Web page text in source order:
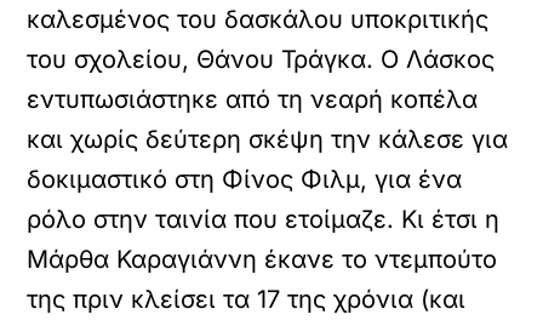
καλεσμένος του δασκάλου υποκριτικής
του σχολείου, Θάνου Τράγκα. Ο Λάσκος
εντυπωσιάστηκε από τη νεαρή κοπέλα
και χωρίς δεύτερη σκέψη την κάλεσε για
δοκιμαστικό στη Φίνος Φιλμ, για ένα
ρόλο στην ταινία που ετοίμαζε. Κι έτσι η
Μάρθα Καραγιάννη έκανε το ντεμπούτο
της πριν κλείσει τα 17 της χρόνια (και